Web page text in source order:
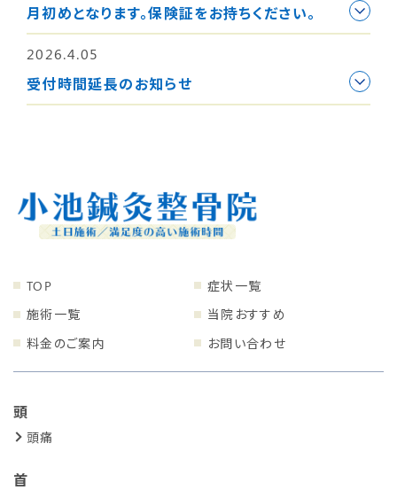
月初めとなります。保険証をお持ちください。
2026.4.05
受付時間延長のお知らせ
TOP
症状一覧
施術一覧
当院おすすめ
料金のご案内
お問い合わせ
頭
頭痛
首